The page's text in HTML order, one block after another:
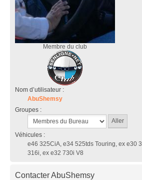
Membre du club
Nom d’utilisateur :
AbuShemsy
Groupes :
Véhicules :
e46 325CiA, e34 525tds Touring, ex e30
316i, ex e32 730i V8
Contacter AbuShemsy